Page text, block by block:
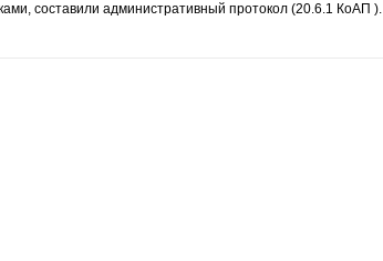
составили административный протокол (20.6.1 КоАП ).